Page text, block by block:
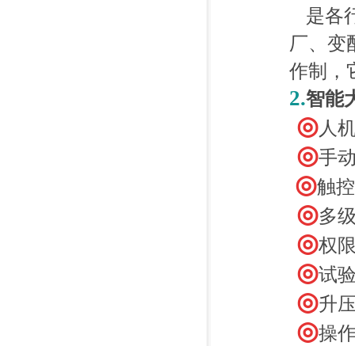
是各
厂、变
作制，
2.智能
◎人
◎手
◎触
◎多
◎权
◎试
◎升
◎操